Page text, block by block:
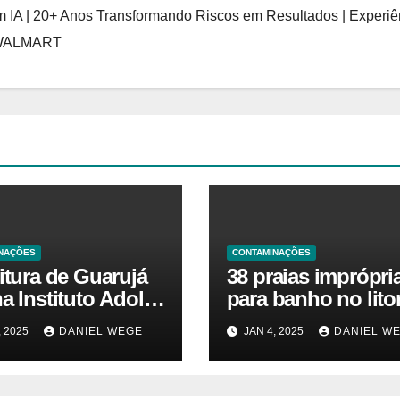
| 20+ Anos Transformando Riscos em Resultados |
de Guarujá
Instituto Adolfo
identificar
da virose em
e turistas –
2025 DANIEL WEGE
CONTAMINAÇÕES
38 praias
para banho no
paulista geram
ambiental e de
pública
JAN 4, 2025 DANIEL